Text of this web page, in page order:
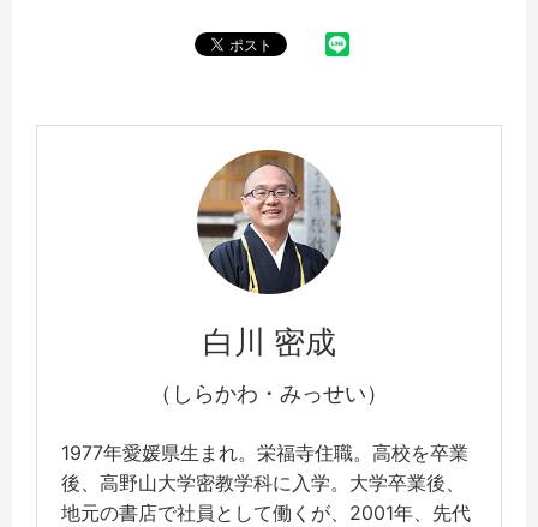
白川 密成
（しらかわ・みっせい）
1977年愛媛県生まれ。栄福寺住職。高校を卒業
後、高野山大学密教学科に入学。大学卒業後、
地元の書店で社員として働くが、2001年、先代